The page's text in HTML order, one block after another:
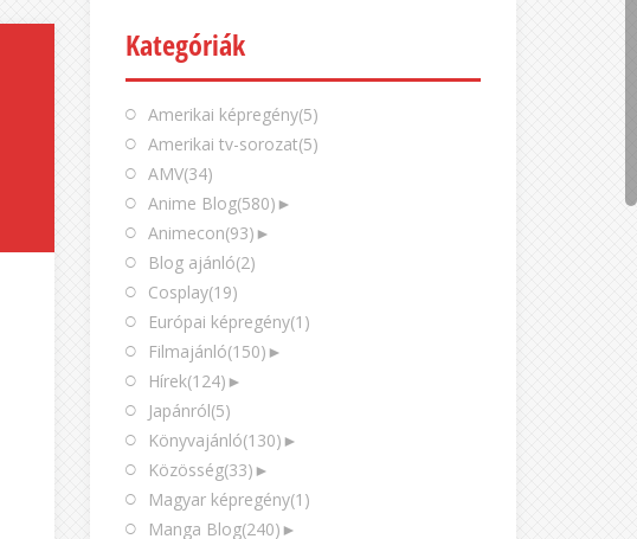
Kategóriák
Amerikai képregény(5)
Amerikai tv-sorozat(5)
AMV(34)
Anime Blog(580) ►
Animecon(93) ►
Blog ajánló(2)
Cosplay(19)
Európai képregény(1)
Filmajánló(150) ►
Hírek(124) ►
Japánról(5)
Könyvajánló(130) ►
Közösség(33) ►
Magyar képregény(1)
Manga Blog(240) ►